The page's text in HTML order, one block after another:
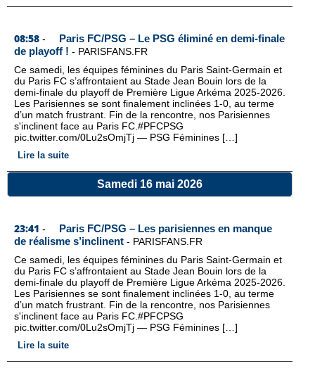
08:58 -
Paris FC/PSG – Le PSG éliminé en demi-finale
de playoff ! - PARISFANS.FR
Ce samedi, les équipes féminines du Paris Saint-Germain et
du Paris FC s’affrontaient au Stade Jean Bouin lors de la
demi-finale du playoff de Première Ligue Arkéma 2025-2026.
Les Parisiennes se sont finalement inclinées 1-0, au terme
d’un match frustrant. Fin de la rencontre, nos Parisiennes
s'inclinent face au Paris FC.#PFCPSG
pic.twitter.com/0Lu2sOmjTj — PSG Féminines […]
Lire la suite
Samedi 16 mai 2026
23:41 -
Paris FC/PSG – Les parisiennes en manque
de réalisme s’inclinent - PARISFANS.FR
Ce samedi, les équipes féminines du Paris Saint-Germain et
du Paris FC s’affrontaient au Stade Jean Bouin lors de la
demi-finale du playoff de Première Ligue Arkéma 2025-2026.
Les Parisiennes se sont finalement inclinées 1-0, au terme
d’un match frustrant. Fin de la rencontre, nos Parisiennes
s'inclinent face au Paris FC.#PFCPSG
pic.twitter.com/0Lu2sOmjTj — PSG Féminines […]
Lire la suite